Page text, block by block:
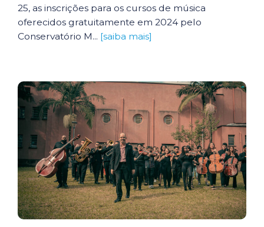
25, as inscrições para os cursos de música
oferecidos gratuitamente em 2024 pelo
Conservatório M... [saiba mais]